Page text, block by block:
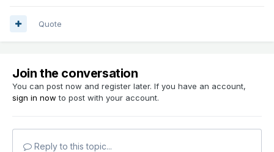
Quote
Join the conversation
You can post now and register later. If you have an account,
sign in now to post with your account.
Reply to this topic...